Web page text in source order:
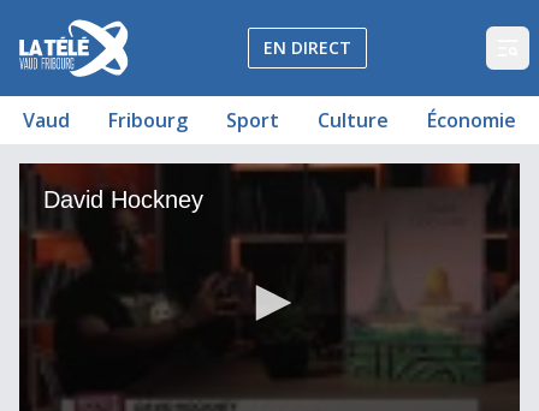
La Télé - Télévision régionale Vaud et Fribourg
EN DIRECT
Vaud Fribourg Sport Culture Économie
David Hockney
David Hockney